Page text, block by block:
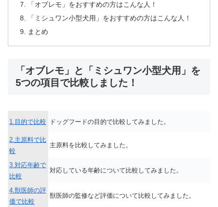
「オブレモ」をおすすめの方はこんな人！
「ミシュワン小型犬用」をおすすめの方はこんな人！
まとめ
「オブレモ」と「ミシュワン小型犬用」を
5つの項目で比較しました！
1.目的で比較 ドッグフードの目的で比較してみました。
2.主原料で比
較
主原料を比較してみました。
3.対応年齢で
比較
対応している年齢について比較してみました。
4.獣医師の評
価で比較
獣医師の監修など評価について比較してみました。